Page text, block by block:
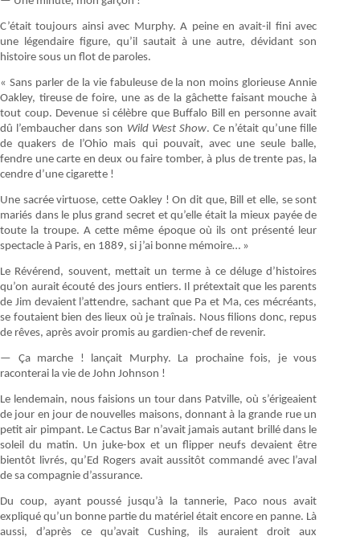
C’était toujours ainsi avec Murphy. A peine en avait-il fini avec
une légendaire figure, qu’il sautait à une autre, dévidant son
histoire sous un flot de paroles.
« Sans parler de la vie fabuleuse de la non moins glorieuse Annie
Oakley, tireuse de foire, une as de la gâchette faisant mouche à
tout coup. Devenue si célèbre que Buffalo Bill en personne avait
dû l’embaucher dans son Wild West Show. Ce n’était qu’une fille
de quakers de l’Ohio mais qui pouvait, avec une seule balle,
fendre une carte en deux ou faire tomber, à plus de trente pas, la
cendre d’une cigarette !
Une sacrée virtuose, cette Oakley ! On dit que, Bill et elle, se sont
mariés dans le plus grand secret et qu’elle était la mieux payée de
toute la troupe. A cette même époque où ils ont présenté leur
spectacle à Paris, en 1889, si j’ai bonne mémoire… »
Le Révérend, souvent, mettait un terme à ce déluge d’histoires
qu’on aurait écouté des jours entiers. Il prétextait que les parents
de Jim devaient l’attendre, sachant que Pa et Ma, ces mécréants,
se foutaient bien des lieux où je traînais. Nous filions donc, repus
de rêves, après avoir promis au gardien-chef de revenir.
— Ça marche ! lançait Murphy. La prochaine fois, je vous
raconterai la vie de John Johnson !
Le lendemain, nous faisions un tour dans Patville, où s’érigeaient
de jour en jour de nouvelles maisons, donnant à la grande rue un
petit air pimpant. Le Cactus Bar n’avait jamais autant brillé dans le
soleil du matin. Un juke-box et un flipper neufs devaient être
bientôt livrés, qu’Ed Rogers avait aussitôt commandé avec l’aval
de sa compagnie d’assurance.
Du coup, ayant poussé jusqu’à la tannerie, Paco nous avait
expliqué qu’un bonne partie du matériel était encore en panne. Là
aussi, d’après ce qu’avait Cushing, ils auraient droit aux